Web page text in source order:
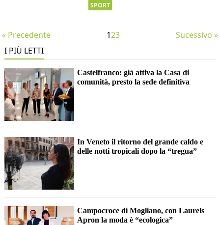
SPORT
« Precedente 123
Sucessivo »
I PIÙ LETTI
Castelfranco: già attiva la Casa di
comunità, presto la sede definitiva
In Veneto il ritorno del grande caldo e
delle notti tropicali dopo la “tregua”
Campocroce di Mogliano, con Laurels
Apron la moda è “ecologica”